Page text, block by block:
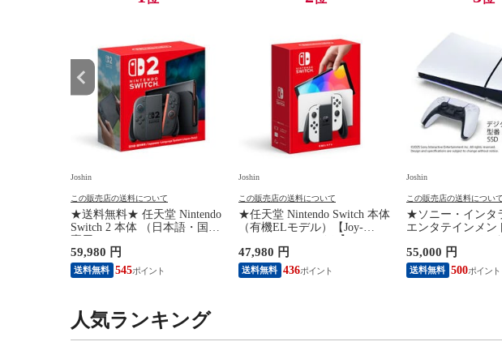
Joshin
この販売店の送料について
★送料無料★ 任天堂 Nintendo
Switch 2 本体 （日本語・国内
NSW2ホンタイ 【返品種別B】
59,980 円
送料無料 545
Joshin
この販売店の送料について
★任天堂 Nintendo Switch 本体
（有機ELモデル）【Joy-
KAAAA NSWホンタイホワイ
ト ユウキELモデル 【返品種
別B】
47,980 円
送料無料 436
Joshin
この販売店の送料につい
★ソニー・インタ
エンタテインメン
ィション 日本語専
Language:
2200B01） 【返品
55,000 円
送料無料 500
人気ランキング